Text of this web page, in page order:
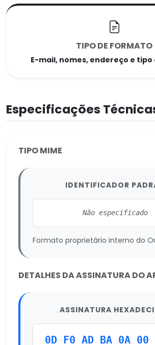
TIPO DE FORMATO
E-mail, nomes, endereço e
Especificações
TIPO MIME
IDENTIFICADOR
Não especificado
Formato proprietário interno do
DETALHES DA ASSINATURA DO
ASSINATURA
0D F0 AD BA 0A 00